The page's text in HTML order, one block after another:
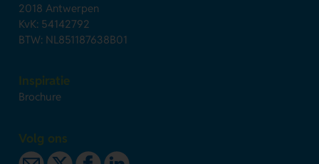
2018 Antwerpen
KvK: 54142792
BTW: NL851187638B01
Inspiratie
Brochure
Volg ons